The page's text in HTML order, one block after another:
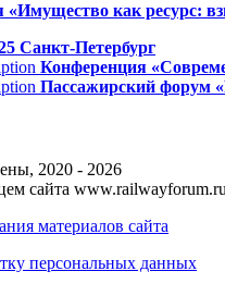
как ресурс:
Санкт-Петербург
Конференция
Пассажирский форум
2020 - 2026
сайта
материалов сайта
персональных данных